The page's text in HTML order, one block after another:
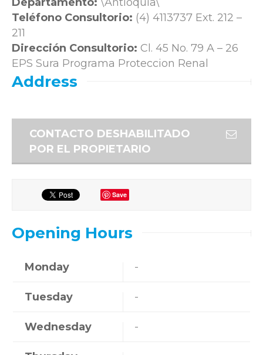
Teléfono Consultorio: (4) 4113737 Ext. 212 –
211
Dirección Consultorio: Cl. 45 No. 79 A – 26
EPS Sura Programa Proteccion Renal
Address
CONTACTO DESHABILITADO
POR EL PROPIETARIO
Save
Opening Hours
Monday -
Tuesday -
Wednesday -